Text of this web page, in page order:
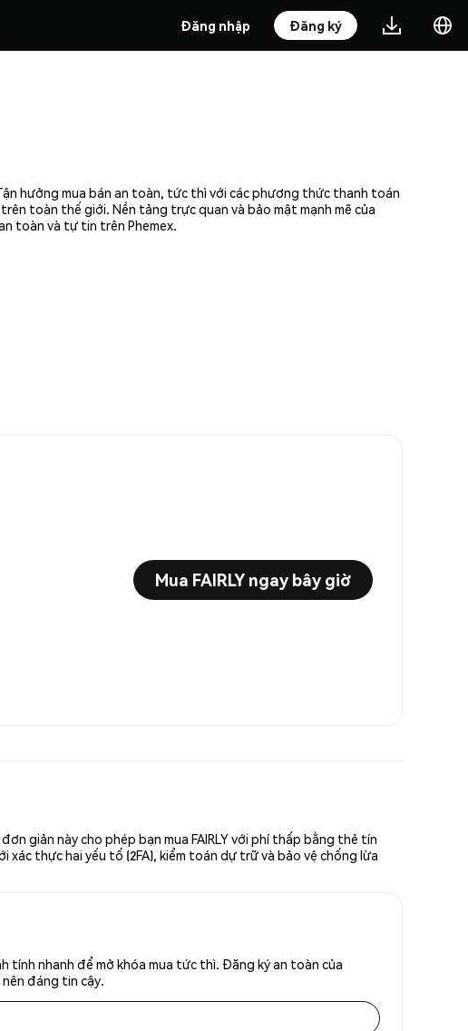
Đăng nhập Đăng ký
hưởng mua bán an toàn, tức thì với các phương thức thanh toán
toàn thế giới. Nền tảng trực quan và bảo mật mạnh mẽ của
toàn và tự tin trên Phemex.
Mua FAIRLY ngay bây giờ
giản này cho phép bạn mua FAIRLY với phí thấp bằng thẻ tín
thực hai yếu tố (2FA), kiểm toán dự trữ và bảo vệ chống lừa
tính nhanh để mở khóa mua tức thì. Đăng ký an toàn của
đáng tin cậy.